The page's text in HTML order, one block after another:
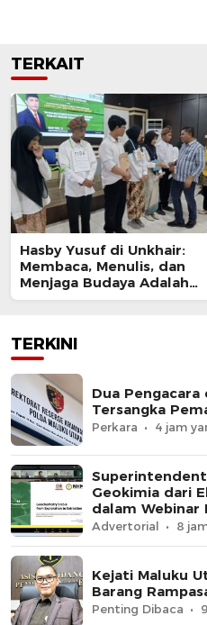
TERKAIT
Hasby Yusuf di Unkhair:
Membaca, Menulis, dan
Menjaga Budaya Adalah
Investasi Intelektual
TERKINI
Dua
Tersangka
Perkara 4 jam
Superintendent
Geokimia dari
dalam Webinar
Advertorial 8
Kejati Maluku
Barang
Penting Dibaca